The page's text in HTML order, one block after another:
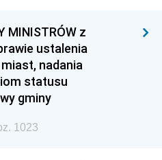
MINISTRÓW z
ustalenia
nadania
statusu
gminy
1023